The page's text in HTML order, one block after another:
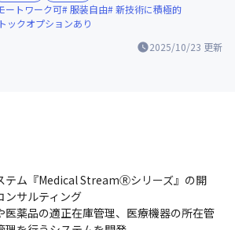
2025/10/23 更新
ートワーク可 服装自由
新技術に積極的
ックオプションあり
テム『Medical StreamⓇシリーズ』の開
ンサルティング
薬品の適正在庫管理、医療機器の所在管